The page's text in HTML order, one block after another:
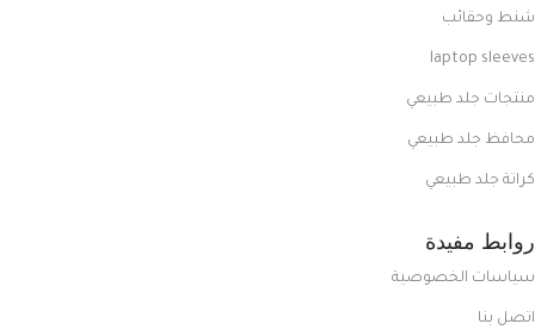
شنط وحقائب
laptop sleeves
منتجات جلد طبيعي
محافظ جلد طبيعي
كراتة جلد طبيعي
روابط مفيدة
سياسات الخصوصية
اتصل بنا